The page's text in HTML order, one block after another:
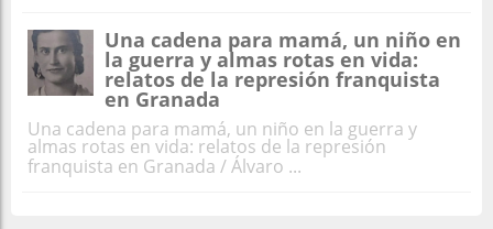
Una cadena para mamá, un niño en
la guerra y almas rotas en vida:
relatos de la represión franquista
en Granada
Una cadena para mamá, un niño en la guerra y
almas rotas en vida: relatos de la represión
franquista en Granada / Álvaro ...